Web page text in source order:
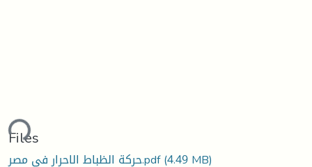
Files
حركة الظباط الاحرار في مصر.pdf(4.49 MB)